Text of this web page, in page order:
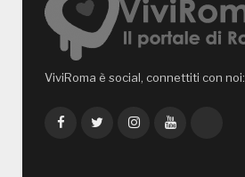
ViviRoma è social, connettiti con noi:
FacebookTwitterInstagramYouTube